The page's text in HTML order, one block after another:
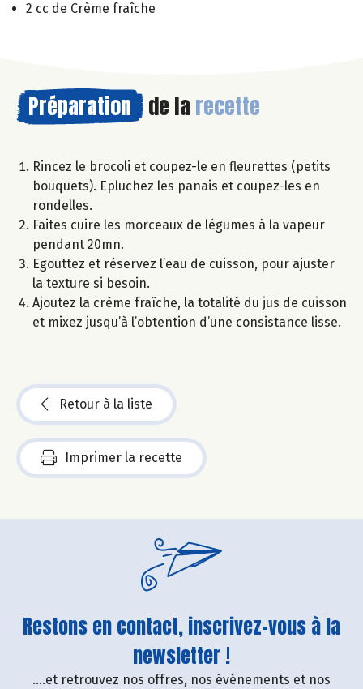
2 cc de Crème fraîche
Préparation de la recette
Rincez le brocoli et coupez-le en fleurettes (petits
bouquets). Epluchez les panais et coupez-les en
rondelles.
Faites cuire les morceaux de légumes à la vapeur
pendant 20mn.
Egouttez et réservez l’eau de cuisson, pour ajuster
la texture si besoin.
Ajoutez la crème fraîche, la totalité du jus de cuisson
et mixez jusqu’à l’obtention d’une consistance lisse.
Retour à la liste
Imprimer la recette
Restons en contact, inscrivez-vous à la
newsletter !
....et retrouvez nos offres, nos événements et nos